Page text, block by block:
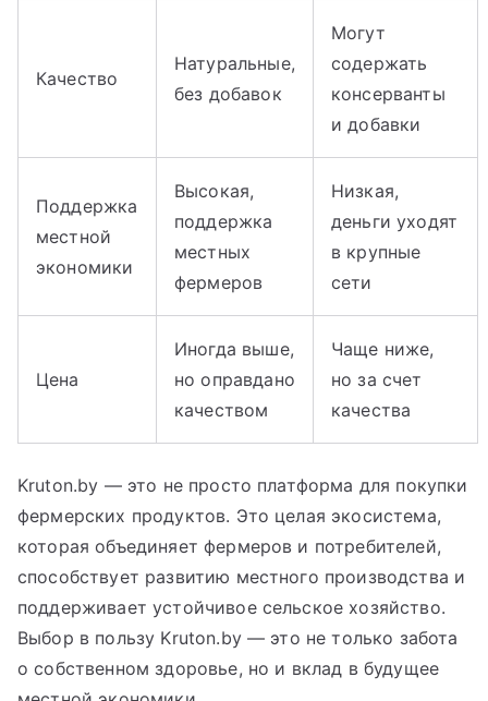
Качество
Натуральные,
без добавок
Могут
содержать
консерванты
и добавки
Поддержка
местной
экономики
Высокая,
поддержка
местных
фермеров
Низкая,
деньги уходят
в крупные
сети
Цена
Иногда выше,
но оправдано
качеством
Чаще ниже,
но за счет
качества
Kruton.by — это не просто платформа для покупки
фермерских продуктов. Это целая экосистема,
которая объединяет фермеров и потребителей,
способствует развитию местного производства и
поддерживает устойчивое сельское хозяйство.
Выбор в пользу Kruton.by — это не только забота
о собственном здоровье, но и вклад в будущее